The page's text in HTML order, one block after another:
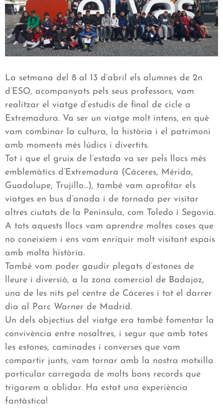
La setmana del 8 al 13 d’abril els alumnes de 2n
d’ESO, acompanyats pels seus professors, vam
realitzar el viatge d’estudis de final de cicle a
Extremadura. Va ser un viatge molt intens, en què
vam combinar la cultura, la història i el patrimoni
amb moments més lúdics i divertits.
Tot i que el gruix de l’estada va ser pels llocs més
emblemàtics d’Extremadura (Cáceres, Mérida,
Guadalupe, Trujillo…), també vam aprofitar els
viatges en bus d’anada i de tornada per visitar
altres ciutats de la Península, com Toledo i Segovia.
A tots aquests llocs vam aprendre moltes coses que
no coneixíem i ens vam enriquir molt visitant espais
amb molta història.
També vam poder gaudir plegats d’estones de
lleure i diversió, a la zona comercial de Badajoz,
una de les nits pel centre de Cáceres i tot el darrer
dia al Parc Warner de Madrid.
Un dels objectius del viatge era també fomentar la
convivència entre nosaltres, i segur que amb totes
les estones, caminades i converses que vam
compartir junts, vam tornar amb la nostra motxilla
particular carregada de molts bons records que
trigarem a oblidar. Ha estat una experiència
fantàstica!